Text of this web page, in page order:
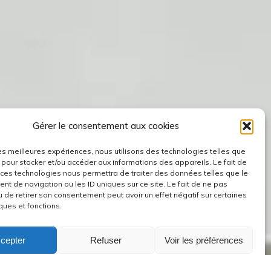
Gérer le consentement aux cookies
meilleures expériences, nous utilisons des technologies telles que
stocker et/ou accéder aux informations des appareils. Le fait de
technologies nous permettra de traiter des données telles que le
de navigation ou les ID uniques sur ce site. Le fait de ne pas
de retirer son consentement peut avoir un effet négatif sur certaines
et fonctions.
Refuser Voir les préférences